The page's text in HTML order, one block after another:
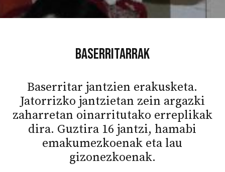
Baserritarrak
Baserritar jantzien erakusketa.
Jatorrizko jantzietan zein argazki
zaharretan oinarritutako erreplikak
dira. Guztira 16 jantzi, hamabi
emakumezkoenak eta lau
gizonezkoenak.